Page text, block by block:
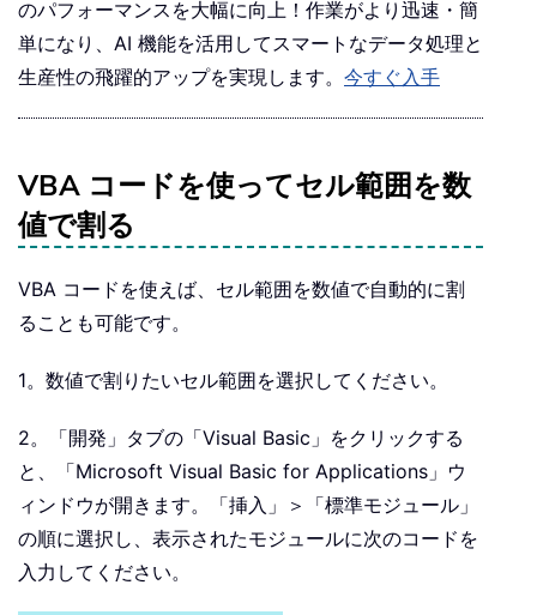
のパフォーマンスを大幅に向上！作業がより迅速・簡
単になり、AI 機能を活用してスマートなデータ処理と
生産性の飛躍的アップを実現します。 今すぐ入手
VBA コードを使ってセル範囲を数
値で割る
VBA コードを使えば、セル範囲を数値で自動的に割
ることも可能です。
1。数値で割りたいセル範囲を選択してください。
2。「開発」タブの「Visual Basic」をクリックする
と、「Microsoft Visual Basic for Applications」ウ
ィンドウが開きます。「挿入」＞「標準モジュール」
の順に選択し、表示されたモジュールに次のコードを
入力してください。